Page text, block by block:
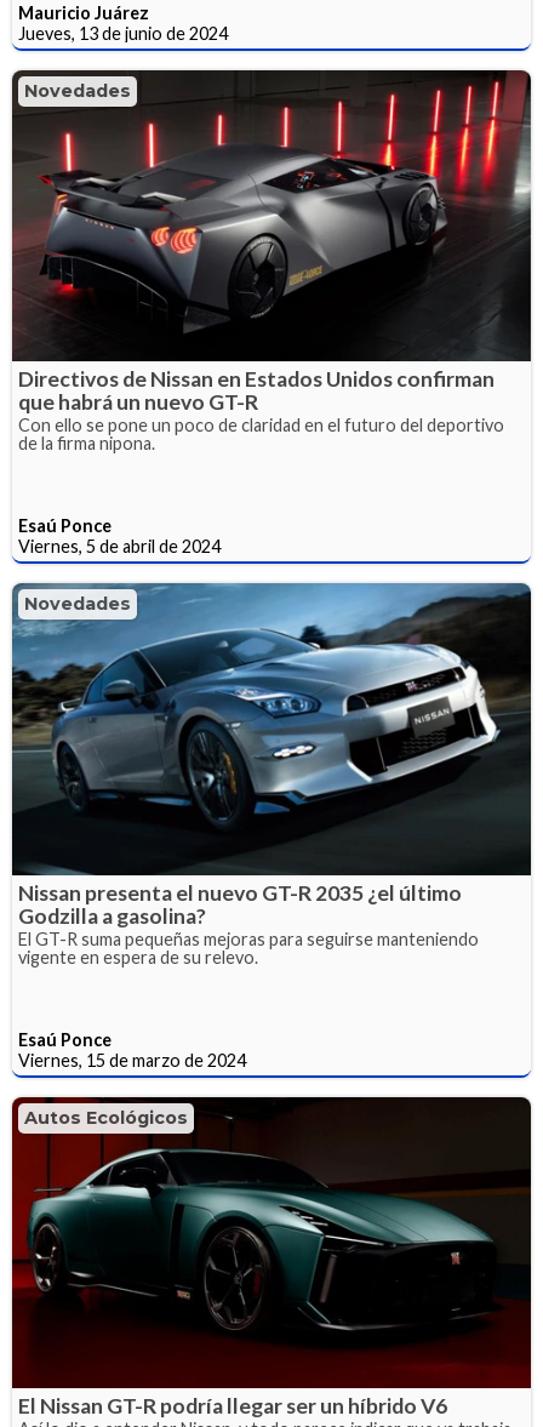
Mauricio Juárez
Jueves, 13 de junio de 2024
Novedades
Directivos de Nissan en Estados Unidos confirman
que habrá un nuevo GT-R
Con ello se pone un poco de claridad en el futuro del deportivo
de la firma nipona.
Esaú Ponce
Viernes, 5 de abril de 2024
Novedades
Nissan presenta el nuevo GT-R 2035 ¿el último
Godzilla a gasolina?
El GT-R suma pequeñas mejoras para seguirse manteniendo
vigente en espera de su relevo.
Esaú Ponce
Viernes, 15 de marzo de 2024
Autos Ecológicos
El Nissan GT-R podría llegar ser un híbrido V6